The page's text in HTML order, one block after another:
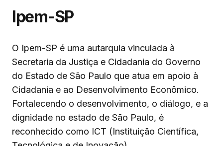
Ipem-SP
O Ipem-SP é uma autarquia vinculada à
Secretaria da Justiça e Cidadania do Governo
do Estado de São Paulo que atua em apoio à
Cidadania e ao Desenvolvimento Econômico.
Fortalecendo o desenvolvimento, o diálogo, e a
dignidade no estado de São Paulo, é
reconhecido como ICT (Instituição Científica,